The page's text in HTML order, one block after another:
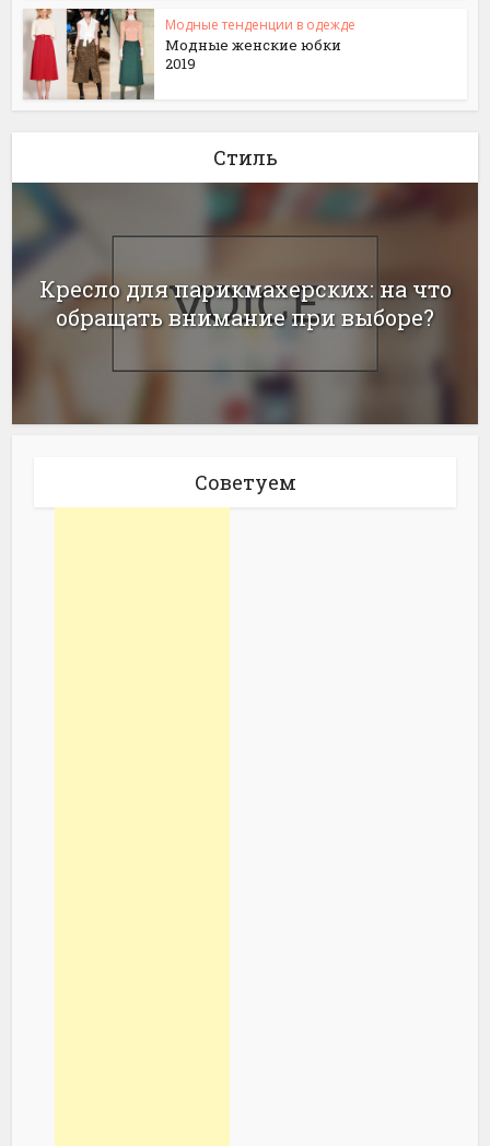
Модные тенденции в одежде
Модные женские юбки
2019
Стиль
Кресло для парикмахерских: на что
обращать внимание при выборе?
Советуем